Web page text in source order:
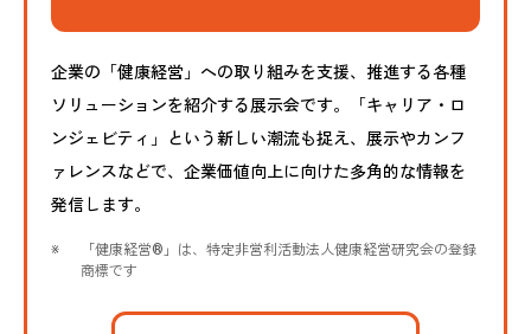
企業の「健康経営」への取り組みを支援、推進する各種
ソリューションを紹介する展示会です。「キャリア・ロ
ンジェビティ」という新しい潮流も捉え、展示やカンフ
ァレンスなどで、企業価値向上に向けた多角的な情報を
発信します。
※
「健康経営®」は、特定非営利活動法人健康経営研究会の登録
商標です